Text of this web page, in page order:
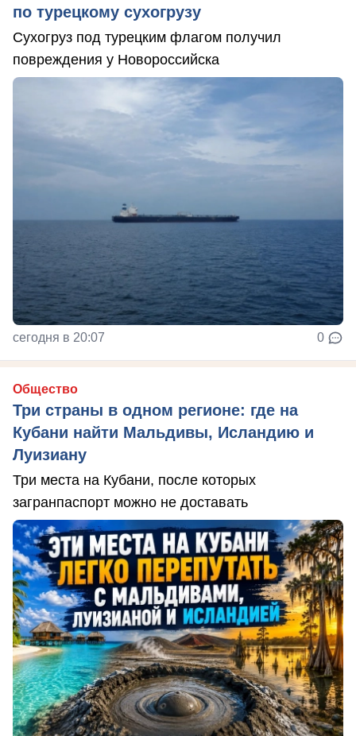
по турецкому сухогрузу
Сухогруз под турецким флагом получил
повреждения у Новороссийска
сегодня в 20:07 0
Общество
Три страны в одном регионе: где на
Кубани найти Мальдивы, Исландию и
Луизиану
Три места на Кубани, после которых
загранпаспорт можно не доставать